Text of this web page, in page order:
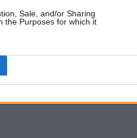
Sale, and/or Sharing
the Purposes for which it
email ΕΓΓΡΑΦΗ